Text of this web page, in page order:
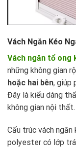
Vách Ngăn Kéo
Vách ngăn tổ ong
những không gian
hoặc hai bên, giúp
Đây là kiểu dáng
không gian nội thất.
Cấu trúc vách
polyester có lớp